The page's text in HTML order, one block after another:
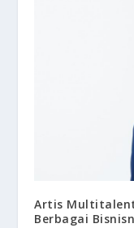
Artis
Berbagai